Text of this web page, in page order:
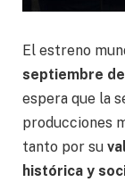
El estreno
septiembre
espera que la
producciones
tanto por su
histórica y